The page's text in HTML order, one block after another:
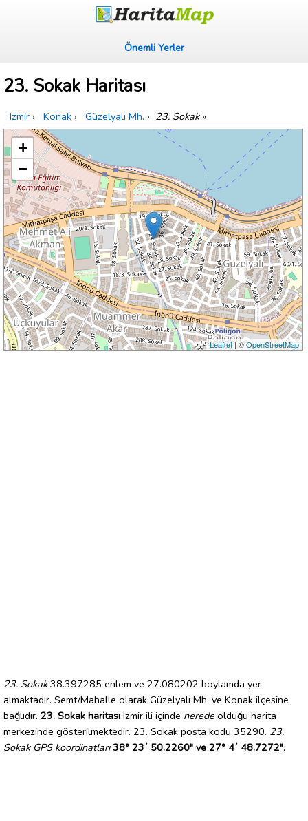
Önemli Yerler
23. Sokak Haritası
Izmir › Konak › Güzelyalı Mh. › 23. Sokak»
+
−
Leaflet| ©OpenStreetMap
23. Sokak38.397285 enlem ve 27.080202 boylamda yer
almaktadır. Semt/Mahalle olarak Güzelyalı Mh. ve Konak ilçesine
bağlıdır. 23. Sokak haritası Izmir ili içinde nerede olduğu harita
merkezinde gösterilmektedir. 23. Sokak posta kodu 35290. 23.
Sokak GPS koordinatları 38° 23´ 50.2260" ve 27° 4´ 48.7272".